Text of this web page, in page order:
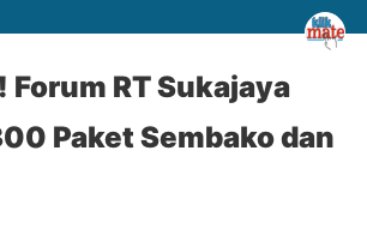
Forum RT Sukajaya
Paket Sembako dan